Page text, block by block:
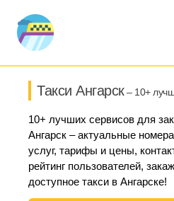
Такси Ангарск– 10+
10+ лучших сервисов для
Ангарск – актуальные
услуг, тарифы и цены,
рейтинг пользователей,
доступное такси в Ангарске!